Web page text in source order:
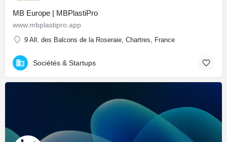
MB Europe | MBPlastiPro
www.mbplastipro.app
9 All. des Balcons de la Roseraie, Chartres, France
Sociétés & Startups